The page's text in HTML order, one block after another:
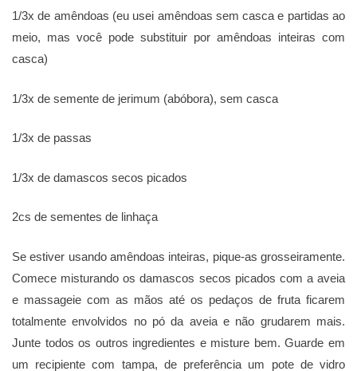
1/3x de amêndoas (eu usei amêndoas sem casca e partidas ao
meio, mas você pode substituir por amêndoas inteiras com
casca)
1/3x de semente de jerimum (abóbora), sem casca
1/3x de passas
1/3x de damascos secos picados
2cs de sementes de linhaça
Se estiver usando amêndoas inteiras, pique-as grosseiramente.
Comece misturando os damascos secos picados com a aveia
e massageie com as mãos até os pedaços de fruta ficarem
totalmente envolvidos no pó da aveia e não grudarem mais.
Junte todos os outros ingredientes e misture bem. Guarde em
um recipiente com tampa, de preferência um pote de vidro